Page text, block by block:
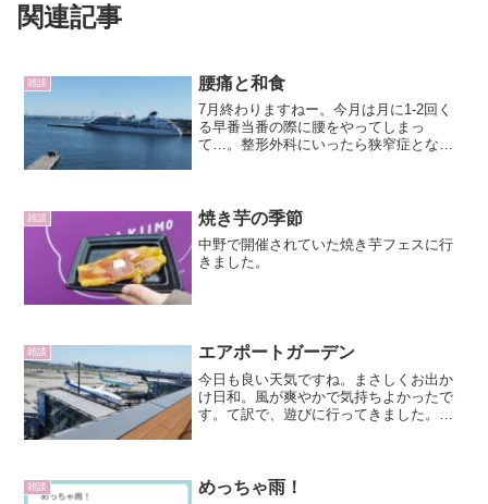
関連記事
雑談 腰痛と和食
7月終わりますねー。今月は月に1-2回く
る早番当番の際に腰をやってしまっ
て…。整形外科にいったら狭窄症となり
からです。やっとマシにな...
雑談 焼き芋の季節
中野で開催されていた焼き芋フェスに行
きました。
雑談 エアポートガーデン
今日も良い天気ですね。まさしくお出か
け日和。風が爽やかで気持ちよかったで
す。て訳で、遊びに行ってきました。羽
いえ、羽田空港が目的地で...
雑談 めっちゃ雨！